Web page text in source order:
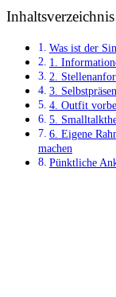
Inhaltsverzeichnis
Was ist der
1.
2.
3.
4. Outfit
5.
6. Eigene
machen
Pünktliche